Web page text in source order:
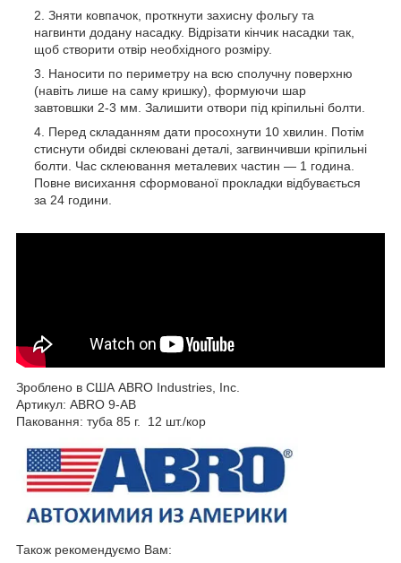
Зняти ковпачок, проткнути захисну фольгу та
нагвинти додану насадку. Відрізати кінчик насадки так,
щоб створити отвір необхідного розміру.
Наносити по периметру на всю сполучну поверхню
(навіть лише на саму кришку), формуючи шар
завтовшки 2-3 мм. Залишити отвори під кріпильні болти.
Перед складанням дати просохнути 10 хвилин. Потім
стиснути обидві склеювані деталі, загвинчивши кріпильні
болти. Час склеювання металевих частин — 1 година.
Повне висихання сформованої прокладки відбувається
за 24 години.
Зроблено в США ABRO Industries, Inc.
Артикул: ABRO 9-AB
Паковання: туба 85 г. 12 шт./кор
Також рекомендуємо Вам: